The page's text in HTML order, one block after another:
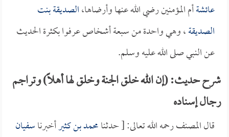
عائشةأم المؤمنين رضي الله عنها وأرضاها،الصديقة بنت
الصديقة، وهي واحدة من سبعة أشخاص عرفوا بكثرة الحديث
عن النبي صلى الله عليه وسلم.
شرح حديث: (إن الله خلق الجنة وخلق لها أهلاً) وتراجم
رجال إسناده
قال المصنف رحمه الله تعالى: [ حدثنامحمد بن كثيرأخبرناسفيان